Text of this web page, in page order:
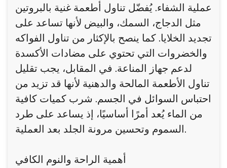
عملية الشفاء. يُفضّل تناول أطعمة غنية بالبروتين
مثل الدجاج، السمك، والبيض لأنها تساعد على
تجديد الخلايا. كما ينصح بالإكثار من تناول الفواكه
والخضروات التي تحتوي على مضادات الأكسدة
لدعم جهاز المناعة. في المقابل، يجب تقليل
تناول الأطعمة المالحة والدهنية لأنها قد تزيد من
احتباس السوائل في الجسم. شرب كميات كافية
من الماء يُعد أمرًا أساسيًا، إذ يساعد على طرد
السموم وتحسين مرونة الجلد بعد العملية.
أهمية الراحة والنوم الكافي